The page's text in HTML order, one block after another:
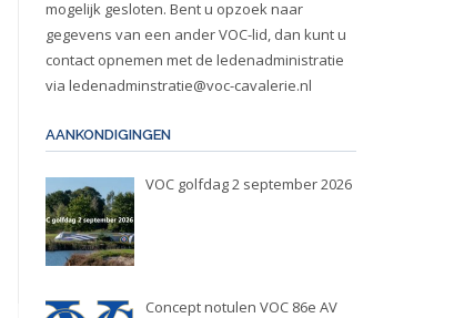
mogelijk gesloten. Bent u opzoek naar
gegevens van een ander VOC-lid, dan kunt u
contact opnemen met de ledenadministratie
via ledenadminstratie@voc-cavalerie.nl
AANKONDIGINGEN
VOC golfdag 2 september 2026
Concept notulen VOC 86e AV